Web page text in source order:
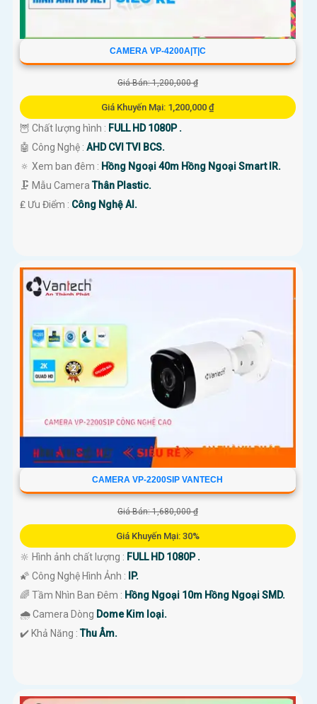
CAMERA VP-4200A|T|C
Giá Bán: 1,200,000 ₫
Giá Khuyến Mại: 1,200,000 ₫
🦉 Chất lượng hình : FULL HD 1080P .
🤖️ Công Nghệ : AHD CVI TVI BCS.
🔅 Xem ban đêm : Hồng Ngoại 40m Hồng Ngoại Smart IR.
🗜️ Mẫu CameraThân Plastic.
️₤ Ưu Điểm : Công Nghệ AI.
CAMERA VP-2200SIP VANTECH
Giá Bán: 1,680,000 ₫
Giá Khuyến Mại: 30%
🔆 Hình ảnh chất lượng : FULL HD 1080P .
🌠 Công Nghệ Hình Ảnh :
IP.
🌈 Tầm Nhìn Ban Đêm : Hồng Ngoại 10m Hồng Ngoại SMD.
🌧️ Camera Dòng Dome Kim loại.
️✔️ Khả Năng :Thu Âm.